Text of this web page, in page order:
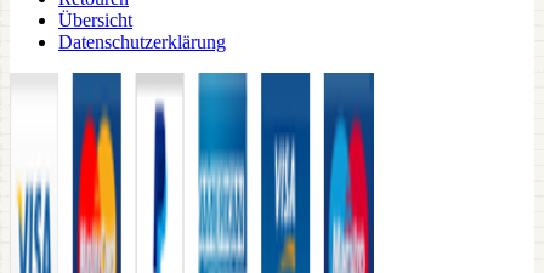
Übersicht
Datenschutzerklärung